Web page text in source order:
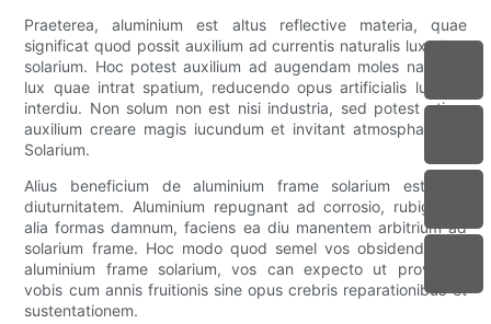
Praeterea, aluminium est altus reflective materia, quae
significat quod possit auxilium ad currentis naturalis lux circa
solarium. Hoc potest auxilium ad augendam moles naturalis
lux quae intrat spatium, reducendo opus artificialis lucendi
interdiu. Non solum non est nisi industria, sed potest etiam
auxilium creare magis iucundum et invitant atmosphaera in
Solarium.
Alius beneficium de aluminium frame solarium est eius
diuturnitatem. Aluminium repugnant ad corrosio, rubigo, et
alia formas damnum, faciens ea diu manentem arbitrium ad
solarium frame. Hoc modo quod semel vos obsidendam in
aluminium frame solarium, vos can expecto ut providere
vobis cum annis fruitionis sine opus crebris reparationibus et
sustentationem.